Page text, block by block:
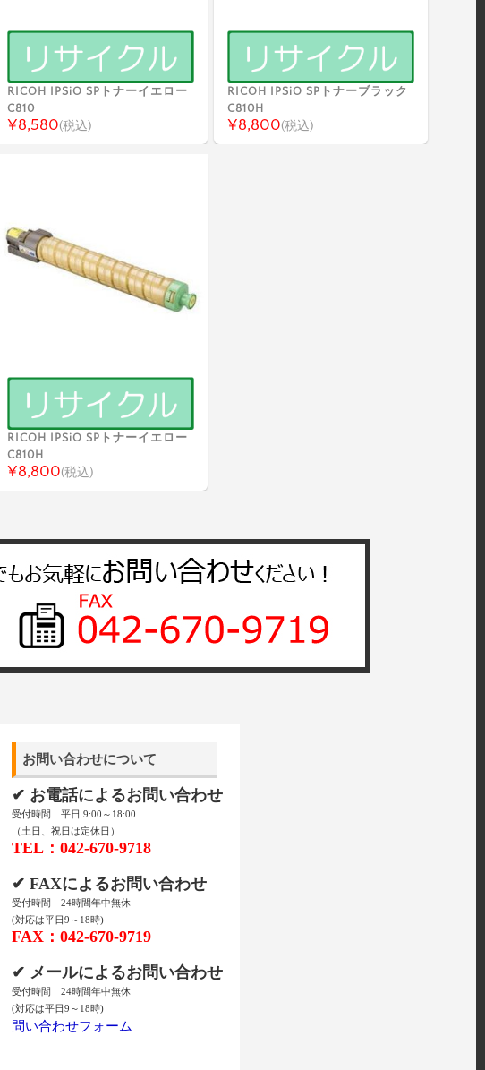
RICOH IPSiO SPトナーイエロー
C810
¥8,580(税込)
RICOH IPSiO SPトナーブラック
C810H
¥8,800(税込)
RICOH IPSiO SPトナーイエロー
C810H
¥8,800(税込)
お問い合わせについて
✔ お電話によるお問い合わせ
受付時間 平日 9:00～18:00
（土日、祝日は定休日）
TEL：042-670-9718
✔ FAXによるお問い合わせ
受付時間 24時間年中無休
(対応は平日9～18時)
FAX：042-670-9719
✔ メールによるお問い合わせ
受付時間 24時間年中無休
(対応は平日9～18時)
問い合わせフォーム